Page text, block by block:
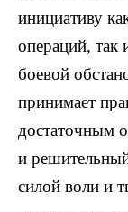
инициативу
операций,
боевой
принимает
достаточным
и
силой воли и